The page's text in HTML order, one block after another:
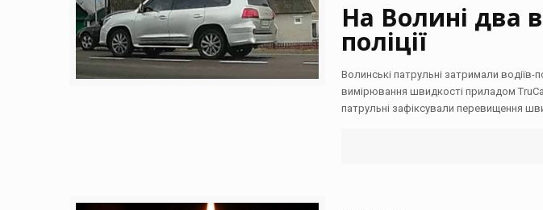
На Волині два
поліції
Волинські патрульні затримали
вимірювання швидкості приладом
патрульні зафіксували перевищення